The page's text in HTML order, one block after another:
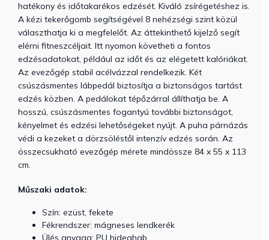
hatékony és időtakarékos edzését. Kiváló zsírégetéshez is.
A kézi tekerőgomb segítségével 8 nehézségi szint közül
választhatja ki a megfelelőt. Az áttekinthető kijelző segít
elérni fitneszcéljait. Itt nyomon követheti a fontos
edzésadatokat, például az időt és az elégetett kalóriákat.
Az evezőgép stabil acélvázzal rendelkezik. Két
csúszásmentes lábpedál biztosítja a biztonságos tartást
edzés közben. A pedálokat tépőzárral állíthatja be. A
hosszú, csúszásmentes fogantyú további biztonságot,
kényelmet és edzési lehetőségeket nyújt. A puha párnázás
védi a kezeket a dörzsöléstől intenzív edzés során. Az
összecsukható evezőgép mérete mindössze 84 x 55 x 113
cm.
Műszaki adatok:
Szín: ezüst, fekete
Fékrendszer: mágneses lendkerék
Ülés anyaga: PU hideghab